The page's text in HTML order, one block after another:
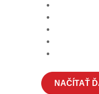
NAČÍTAŤ